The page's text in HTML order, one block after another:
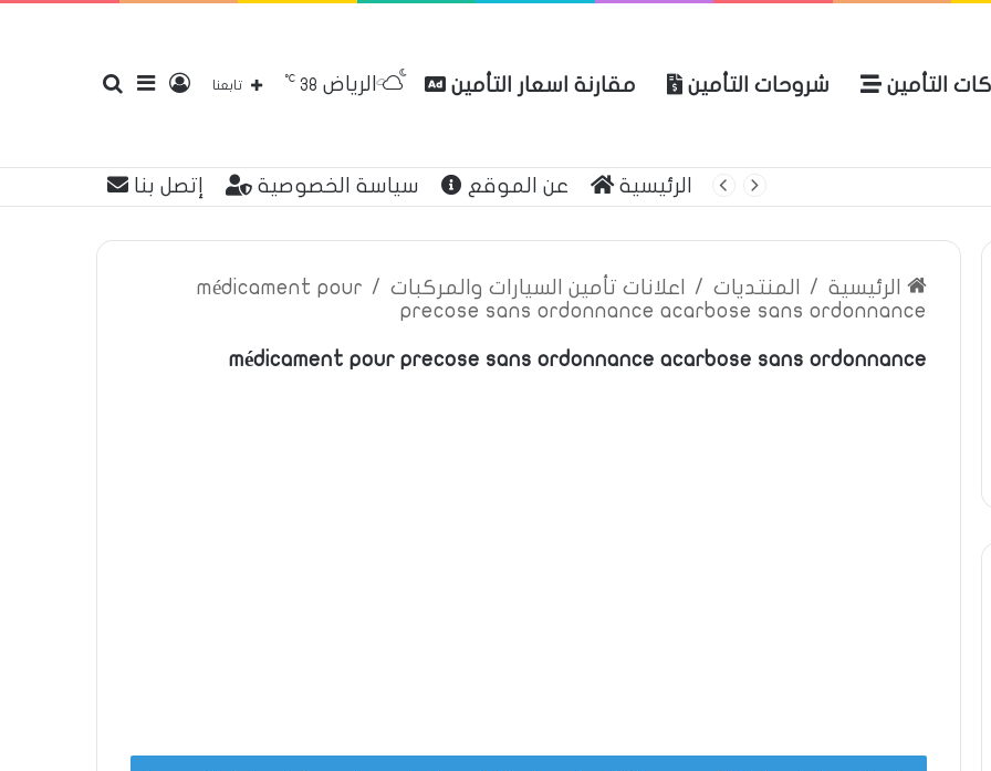
التأمين شروحات التأمين مقارنة اسعار التأمين إضافة
عمود
تسجيل
الدخول
تابعنا الرياض 38
℃
الرئيسية عن الموقع سياسة الخصوصية إتصل بنا
الرئيسية / المنتديات / اعلانات تأمين السيارات والمركبات /
médicament pour
precose sans ordonnance acarbose sans ordonnance
médicament pour precose sans ordonnance acarbose sans ordonnance